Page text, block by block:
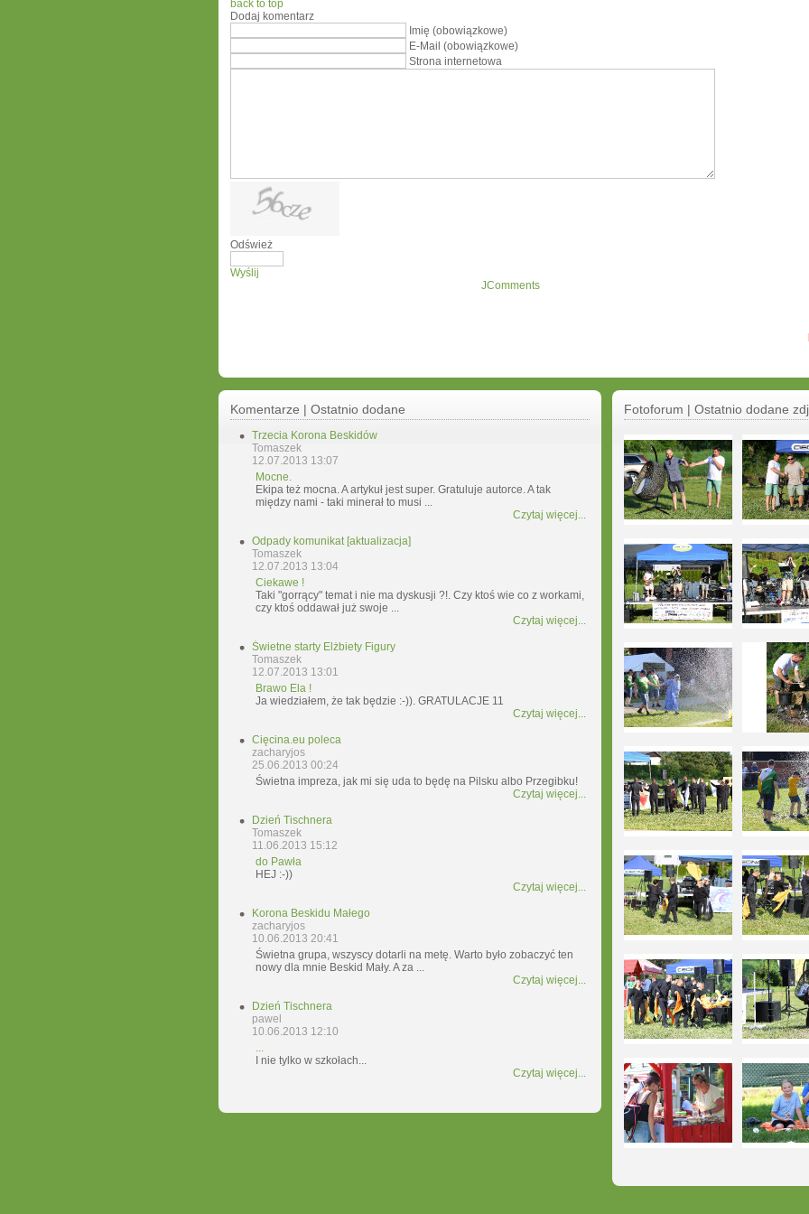
back to top
Dodaj komentarz
Imię (obowiązkowe)
E-Mail (obowiązkowe)
Strona internetowa
Odśwież
Wyślij
JComments
Komentarze | Ostatnio dodane
Trzecia Korona Beskidów
Tomaszek
12.07.2013 13:07
Mocne.
Ekipa też mocna. A artykuł jest super. Gratuluje autorce. A tak
między nami - taki minerał to musi ...
Czytaj więcej...
Odpady komunikat [aktualizacja]
Tomaszek
12.07.2013 13:04
Ciekawe !
Taki "gorrący" temat i nie ma dyskusji ?!. Czy ktoś wie co z workami,
czy ktoś oddawał już swoje ...
Czytaj więcej...
Świetne starty Elżbiety Figury
Tomaszek
12.07.2013 13:01
Brawo Ela !
Ja wiedziałem, że tak będzie :-)). GRATULACJE 11
Czytaj więcej...
Cięcina.eu poleca
zacharyjos
25.06.2013 00:24
Świetna impreza, jak mi się uda to będę na Pilsku albo Przegibku!
Czytaj więcej...
Dzień Tischnera
Tomaszek
11.06.2013 15:12
do Pawła
HEJ :-))
Czytaj więcej...
Korona Beskidu Małego
zacharyjos
10.06.2013 20:41
Świetna grupa, wszyscy dotarli na metę. Warto było zobaczyć ten
nowy dla mnie Beskid Mały. A za ...
Czytaj więcej...
Dzień Tischnera
pawel
10.06.2013 12:10
...
I nie tylko w szkołach...
Czytaj więcej...
Fotoforum | Ostatnio dodane